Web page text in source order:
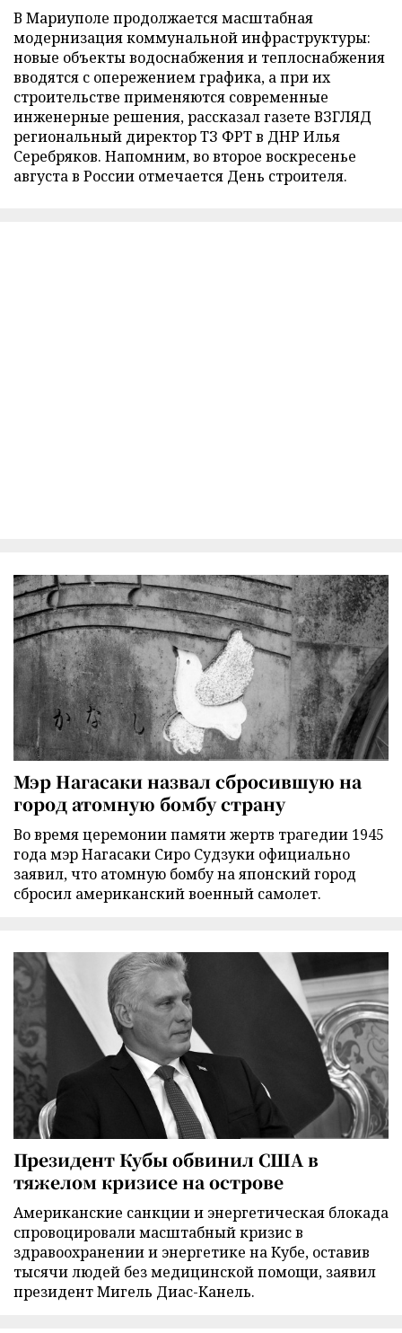
В Мариуполе продолжается масштабная
модернизация коммунальной инфраструктуры:
новые объекты водоснабжения и теплоснабжения
вводятся с опережением графика, а при их
строительстве применяются современные
инженерные решения, рассказал газете ВЗГЛЯД
региональный директор ТЗ ФРТ в ДНР Илья
Серебряков. Напомним, во второе воскресенье
августа в России отмечается День строителя.
Мэр Нагасаки назвал сбросившую на
город атомную бомбу страну
Во время церемонии памяти жертв трагедии 1945
года мэр Нагасаки Сиро Судзуки официально
заявил, что атомную бомбу на японский город
сбросил американский военный самолет.
Президент Кубы обвинил США в
тяжелом кризисе на острове
Американские санкции и энергетическая блокада
спровоцировали масштабный кризис в
здравоохранении и энергетике на Кубе, оставив
тысячи людей без медицинской помощи, заявил
президент Мигель Диас-Канель.